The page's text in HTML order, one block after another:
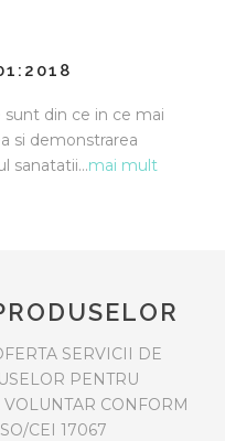
din ce in ce mai
si demonstrarea
sanatatii…mai mult
SERVICII DE
PENTRU
CONFORM
CEI 17067